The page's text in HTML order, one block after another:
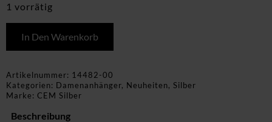
1 vorrätig
In Den Warenkorb
Artikelnummer: 14482-00
Kategorien: Damenanhänger, Neuheiten, Silber
Marke: CEM Silber
Beschreibung